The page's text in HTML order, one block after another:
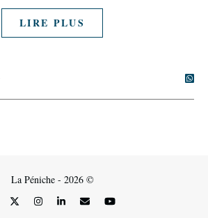
LIRE PLUS
La Péniche - 2026 ©